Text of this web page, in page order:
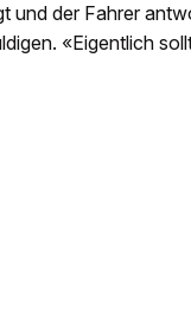
und der Fahrer
«Eigentlich